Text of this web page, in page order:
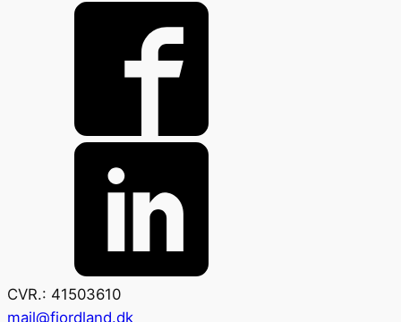
CVR.: 41503610
mail@fjordland.dk